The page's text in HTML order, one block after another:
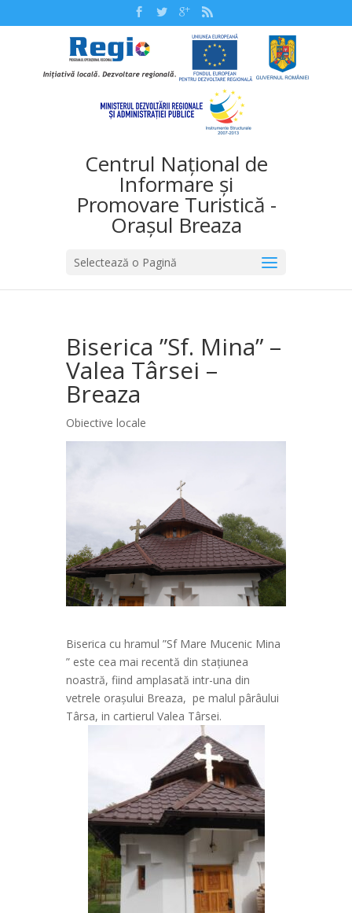
Centrul Național de
Informare și
Promovare Turistică -
Orașul Breaza
Selectează o Pagină
Biserica ”Sf. Mina” –
Valea Târsei –
Breaza
Obiective locale
Biserica cu hramul ”Sf Mare Mucenic Mina
” este cea mai recentă din stațiunea
noastră, fiind amplasată intr-una din
vetrele orașului Breaza, pe malul pârâului
Târsa, in cartierul Valea Târsei.